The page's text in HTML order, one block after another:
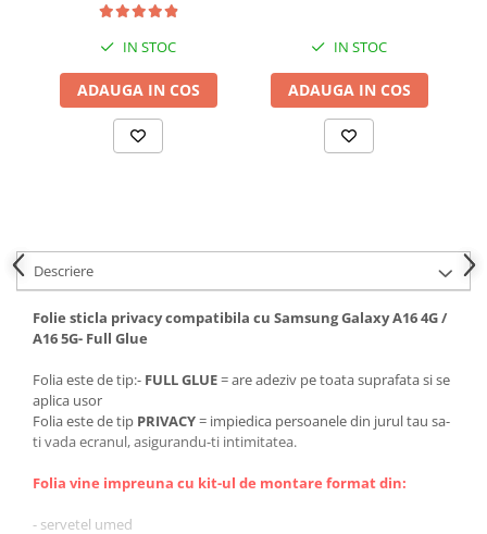
microfibra si protectie la
camere - Negru
IN STOC
ADAUGA IN COS
IN STOC
ADAUGA IN COS
Descriere
Folie sticla privacy compatibila cu Samsung Galaxy A16 4G /
A16 5G- Full Glue
Folia este de tip:- FULL GLUE= are adeziv pe toata suprafata si se
aplica usor
Folia este de tip PRIVACY= impiedica persoanele din jurul tau sa-
ti vada ecranul, asigurandu-ti intimitatea.
Folia vine impreuna cu kit-ul de montare format din:
- servetel umed